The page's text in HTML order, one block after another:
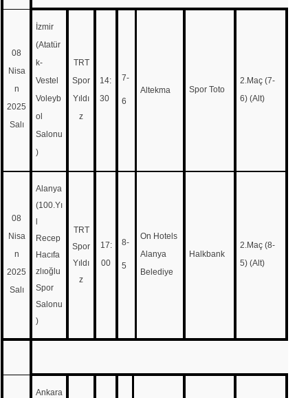
08
Nisa
n
2025
Salı
İzmir
(Atatür
k-
Vestel
Voleyb
ol
Salonu
)
TRT
Spor
Yıldı
z
14:
30
7-
6
Altekma Spor Toto
2.Maç (7-
6) (Alt)
08
Nisa
n
2025
Salı
Alanya
(100.Yı
l
Recep
Hacıfa
zlıoğlu
Spor
Salonu
)
TRT
Spor
Yıldı
z
17:
00
8-
5
On Hotels
Alanya
Belediye
Halkbank
2.Maç (8-
5) (Alt)
Ankara